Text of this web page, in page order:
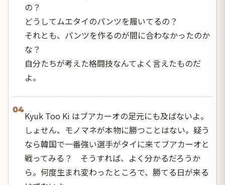
の？
どうしてムエタイのパンツを履いてるの？
それとも、パンツを作るのが間に合わなかったのか
な？
自分たちが考えた格闘技なんてよく言えたものだ
よ。
04
Kyuk Too Ki はブアカーオの足元にも及ばないよ。
しょせん、モノマネが本物に勝つことはない。疑う
なら韓国で一番強い選手がタイに来てブアカーオと
戦ってみる？ そうすれば、よく分かるだろうか
ら。何度生まれ変わったところで、勝てる日が来る